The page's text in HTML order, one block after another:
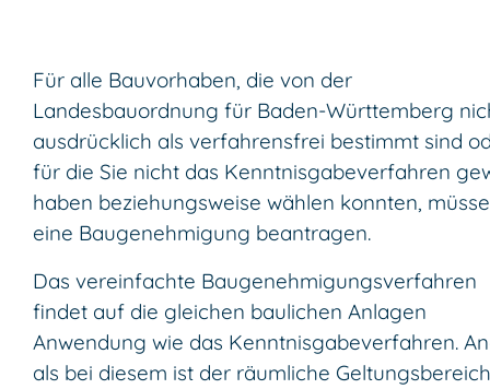
Für alle Bauvorhaben, die von der
Landesbauordnung für Baden-Württemberg
ausdrücklich als verfahrensfrei bestimmt sind
für die Sie nicht das Kenntnisgabeverfahren
haben beziehungsweise wählen konnten,
eine Baugenehmigung beantragen.
Das vereinfachte Baugenehmigungsverfahren
findet auf die gleichen baulichen Anlagen
Anwendung wie das Kenntnisgabeverfahren.
als bei diesem ist der räumliche Geltungsbereich